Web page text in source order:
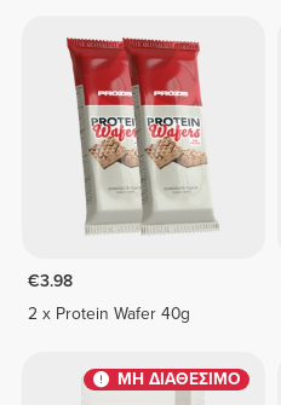
€3.98
2 x Protein Wafer 40g
ΜΗ ΔΙΑΘΕΣΙΜΟ